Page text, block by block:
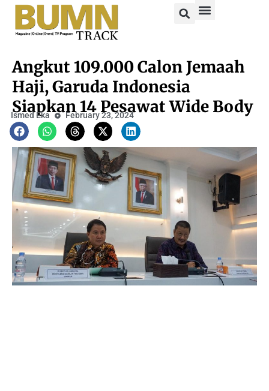
Angkut 109.000 Calon Jemaah
Haji, Garuda Indonesia
Siapkan 14 Pesawat Wide Body
Ismed Eka February 23, 2024